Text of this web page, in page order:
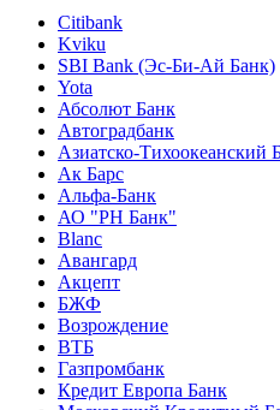
Citibank
Kviku
SBI Bank (Эс-Би-Ай Банк)
Yota
Абсолют Банк
Автоградбанк
Азиатско-Тихоокеанский
Ак Барс
Альфа-Банк
АО "РН Банк"
Blanc
Авангард
Акцепт
БЖФ
Возрождение
ВТБ
Газпромбанк
Кредит Европа Банк